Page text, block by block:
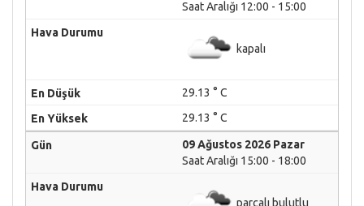
Saat Aralığı 12:00 - 15:00
kapalı
29.13 ° C
29.13 ° C
09 Ağustos 2026 Pazar
Saat Aralığı 15:00 - 18:00
parçalı bulutlu